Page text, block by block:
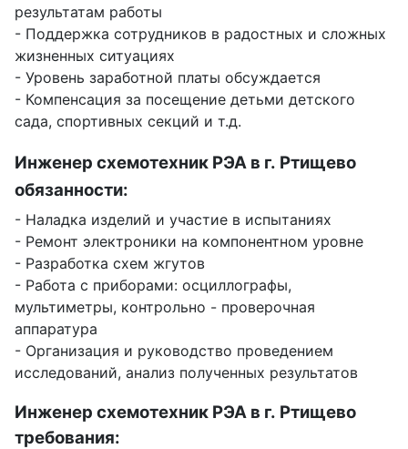
результатам работы
- Поддержка сотрудников в радостных и сложных
жизненных ситуациях
- Уровень заработной платы обсуждается
- Компенсация за посещение детьми детского
сада, спортивных секций и т.д.
Инженер схемотехник РЭА в г. Ртищево
обязанности:
- Наладка изделий и участие в испытаниях
- Ремонт электроники на компонентном уровне
- Разработка схем жгутов
- Работа с приборами: осциллографы,
мультиметры, контрольно - проверочная
аппаратура
- Организация и руководство проведением
исследований, анализ полученных результатов
Инженер схемотехник РЭА в г. Ртищево
требования: